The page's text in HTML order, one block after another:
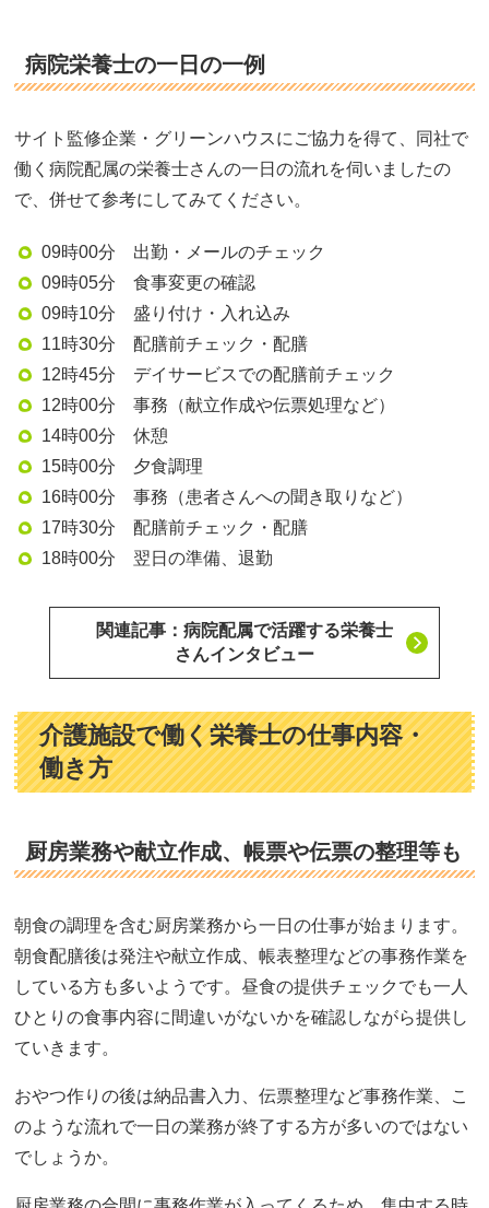
病院栄養士の一日の一例
サイト監修企業・グリーンハウスにご協力を得て、同社で
働く病院配属の栄養士さんの一日の流れを伺いましたの
で、併せて参考にしてみてください。
09時00分 出勤・メールのチェック
09時05分 食事変更の確認
09時10分 盛り付け・入れ込み
11時30分 配膳前チェック・配膳
12時45分 デイサービスでの配膳前チェック
12時00分 事務（献立作成や伝票処理など）
14時00分 休憩
15時00分 夕食調理
16時00分 事務（患者さんへの聞き取りなど）
17時30分 配膳前チェック・配膳
18時00分 翌日の準備、退勤
関連記事：病院配属で活躍する栄養士
さんインタビュー
介護施設で働く栄養士の仕事内容・
働き方
厨房業務や献立作成、帳票や伝票の整理等も
朝食の調理を含む厨房業務から一日の仕事が始まります。
朝食配膳後は発注や献立作成、帳表整理などの事務作業を
している方も多いようです。昼食の提供チェックでも一人
ひとりの食事内容に間違いがないかを確認しながら提供し
ていきます。
おやつ作りの後は納品書入力、伝票整理など事務作業、こ
のような流れで一日の業務が終了する方が多いのではない
でしょうか。